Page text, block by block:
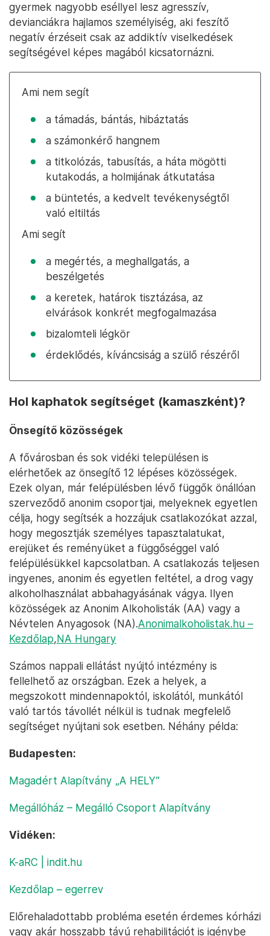
gyermek nagyobb eséllyel lesz agresszív,
devianciákra hajlamos személyiség, aki feszítő
negatív érzéseit csak az addiktív viselkedések
segítségével képes magából kicsatornázni.
Ami nem segít
a támadás, bántás, hibáztatás
a számonkérő hangnem
a titkolózás, tabusítás, a háta mögötti
kutakodás, a holmijának átkutatása
a büntetés, a kedvelt tevékenységtől
való eltiltás
Ami segít
a megértés, a meghallgatás, a
beszélgetés
a keretek, határok tisztázása, az
elvárások konkrét megfogalmazása
bizalomteli légkör
érdeklődés, kíváncsiság a szülő részéről
Hol kaphatok segítséget (kamaszként)?
Önsegítő közösségek
A fővárosban és sok vidéki településen is
elérhetőek az önsegítő 12 lépéses közösségek.
Ezek olyan, már felépülésben lévő függők önállóan
szerveződő anonim csoportjai, melyeknek egyetlen
célja, hogy segítsék a hozzájuk csatlakozókat azzal,
hogy megosztják személyes tapasztalatukat,
erejüket és reményüket a függőséggel való
felépülésükkel kapcsolatban. A csatlakozás teljesen
ingyenes, anonim és egyetlen feltétel, a drog vagy
alkoholhasználat abbahagyásának vágya. Ilyen
közösségek az Anonim Alkoholisták (AA) vagy a
Névtelen Anyagosok (NA).Anonimalkoholistak.hu –
Kezdőlap,NA Hungary
Számos nappali ellátást nyújtó intézmény is
fellelhető az országban. Ezek a helyek, a
megszokott mindennapoktól, iskolától, munkától
való tartós távollét nélkül is tudnak megfelelő
segítséget nyújtani sok esetben. Néhány példa:
Budapesten:
Magadért Alapítvány „A HELY”
Megállóház – Megálló Csoport Alapítvány
Vidéken:
K-aRC | indit.hu
Kezdőlap – egerrev
Előrehaladottabb probléma esetén érdemes kórházi
vagy akár hosszabb távú rehabilitációt is igénybe